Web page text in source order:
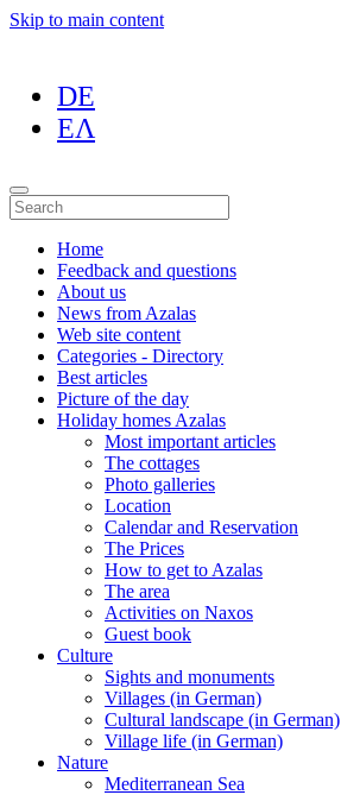
Skip to main content
DE
ΕΛ
Home
Feedback and questions
About us
News from Azalas
Web site content
Categories - Directory
Best articles
Picture of the day
Holiday homes Azalas
Most important articles
The cottages
Photo galleries
Location
Calendar and Reservation
The Prices
How to get to Azalas
The area
Activities on Naxos
Guest book
Culture
Sights and monuments
Villages (in German)
Cultural landscape (in German)
Village life (in German)
Nature
Mediterranean Sea